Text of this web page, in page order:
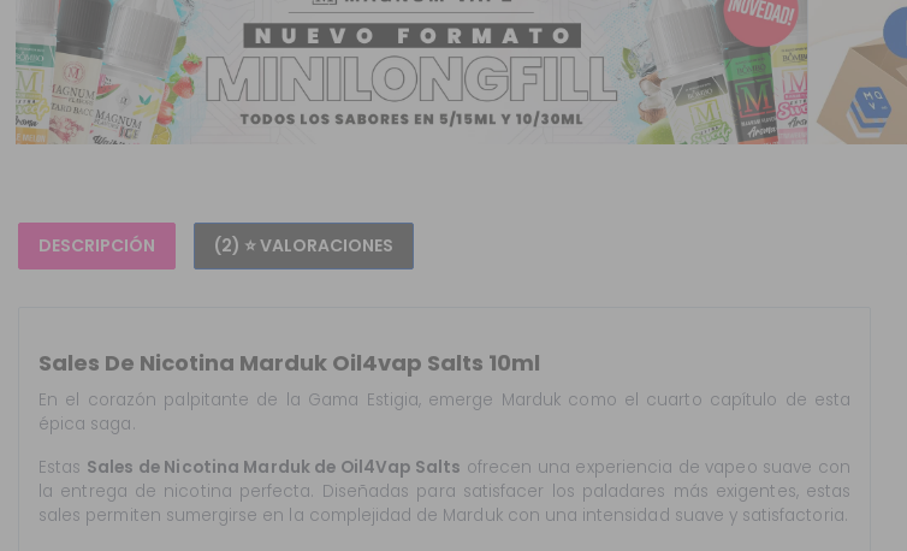
DESCRIPCIÓN (2) ⭐ VALORACIONES
Sales De Nicotina Marduk Oil4vap Salts 10ml
En el corazón palpitante de la Gama Estigia, emerge Marduk como el cuarto capítulo de esta
épica saga.
Estas Sales de Nicotina Marduk de Oil4Vap Salts ofrecen una experiencia de vapeo suave con
la entrega de nicotina perfecta. Diseñadas para satisfacer los paladares más exigentes, estas
sales permiten sumergirse en la complejidad de Marduk con una intensidad suave y satisfactoria.